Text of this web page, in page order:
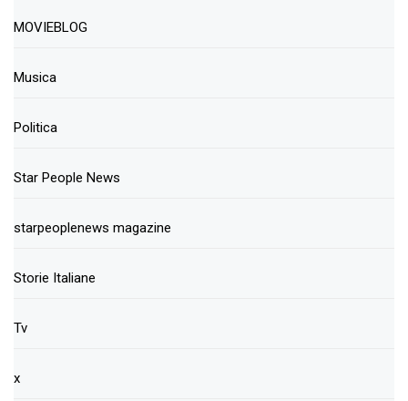
MOVIEBLOG
Musica
Politica
Star People News
starpeoplenews magazine
Storie Italiane
Tv
x